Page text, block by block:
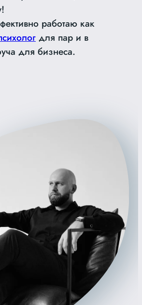
работаю как
для пар и в
для бизнеса.